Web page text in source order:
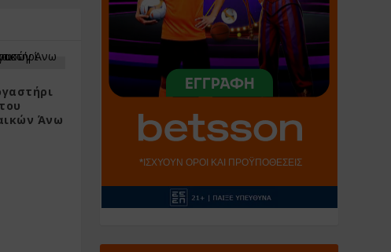
Άνω